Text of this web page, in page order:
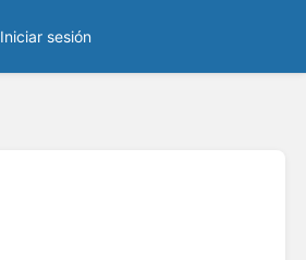
Iniciar sesión